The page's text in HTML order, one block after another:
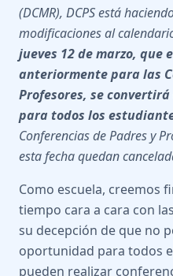
(DCMR), DCPS está
modificaciones al
jueves 12 de marzo, que
anteriormente para las
Profesores, se
para todos los
Conferencias de Padres y
esta fecha quedan
Como escuela, creemos
tiempo cara a cara con
su decepción de que no
oportunidad para todos
pueden realizar